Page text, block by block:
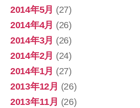
2014年5月 (27)
2014年4月 (26)
2014年3月 (26)
2014年2月 (24)
2014年1月 (27)
2013年12月 (26)
2013年11月 (26)